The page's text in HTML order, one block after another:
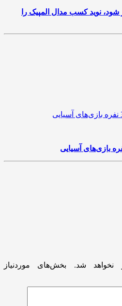
نوید کسب مدال المپیک را
نخواهد شد.
بخش‌های موردنیاز